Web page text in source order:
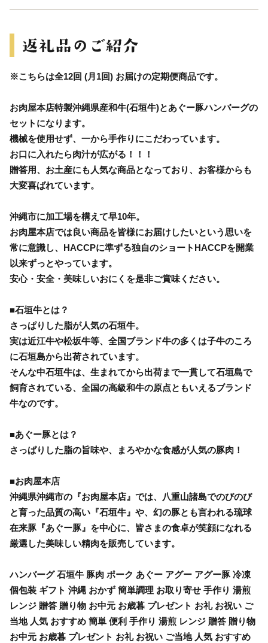
※こちらは全12回 (月1回) お届けの定期便商品です。
お肉屋本店特製沖縄県産和牛(石垣牛)とあぐー豚ハンバーグの
セットになります。
機械を使用せず、一から手作りにこだわっています。
お口に入れたら肉汁が広がる！！！
贈答用、お土産にも人気な商品となっており、お客様からも
大変喜ばれています。
沖縄市に加工場を構えて早10年。
お肉屋本店では良い商品を皆様にお届けしたいという思いを
常に意識し、HACCPに準ずる独自のショートHACCPを開業
以来ずっとやっています。
安心・安全・美味しいおにくを是非ご賞味ください。
■石垣牛とは？
さっぱりした脂が人気の石垣牛。
実は近江牛や松坂牛等、全国ブランド牛の多くは子牛のころ
に石垣島から出荷されています。
そんな中石垣牛は、生まれてから出荷まで一貫して石垣島で
飼育されている、全国の高級和牛の原点ともいえるブランド
牛なのです。
■あぐー豚とは？
さっぱりした脂の旨味や、まろやかな食感が人気の豚肉！
■お肉屋本店
沖縄県沖縄市の『お肉屋本店』では、八重山諸島でのびのび
と育った品質の高い『石垣牛』や、幻の豚とも言われる琉球
在来豚『あぐー豚』を中心に、皆さまの食卓が笑顔になれる
厳選した美味しい精肉を販売しています。
ハンバーグ 石垣牛 豚肉 ポーク あぐー アグー アグー豚 冷凍
個包装 ギフト 沖縄 おかず 簡単調理 お取り寄せ 手作り 湯煎
レンジ 贈答 贈り物 お中元 お歳暮 プレゼント お礼 お祝い ご
当地 人気 おすすめ 簡単 便利 手作り 湯煎 レンジ 贈答 贈り物
お中元 お歳暮 プレゼント お礼 お祝い ご当地 人気 おすすめ